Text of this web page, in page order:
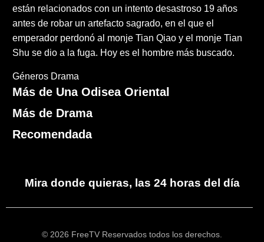
están relacionados con un intento desastroso 19 años
antes de robar un artefacto sagrado, en el que el
emperador perdonó al monje Tian Qiao y el monje Tian
Shu se dio a la fuga. Hoy es el hombre más buscado.
Géneros Drama
Más de Una Odisea Oriental
Más de Drama
Recomendada
Mira donde quieras, las 24 horas del día
© 2026 FreeTV Reservados todos los derechos.